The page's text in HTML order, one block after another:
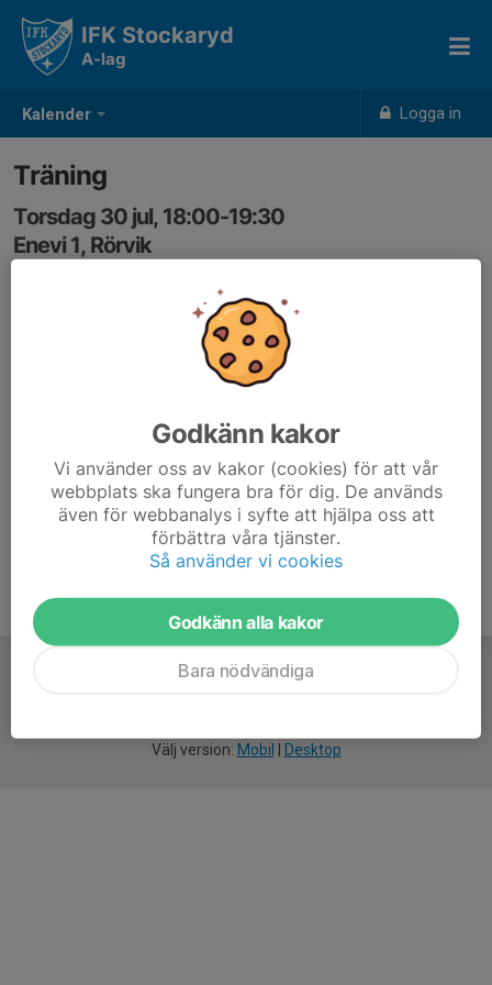
Kalender Logga in
IFK Stockaryd
A-lag
Träning
Torsdag 30 jul, 18:00-19:30
Enevi 1, Rörvik
Välj version: Mobil Desktop
Godkänn kakor
Vi använder oss av kakor (cookies) för att vår
webbplats ska fungera bra för dig. De används
även för webbanalys i syfte att hjälpa oss att
förbättra våra tjänster.
Så använder vi cookies
Godkänn alla kakor
Bara nödvändiga